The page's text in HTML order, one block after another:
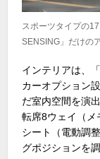
スポーツタイプの
SENSING」だけの
インテリアは、
カーオプション
だ室内空間を演
転席8ウェイ（メ
シート（電動調
グポジションを